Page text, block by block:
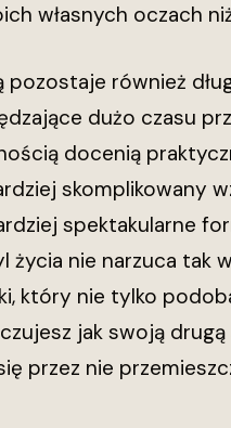
własnych oczach
pozostaje również
dużo czasu
docenią
skomplikowany
spektakularne
życia nie narzuca tak
który nie tylko
jak swoją
przez nie